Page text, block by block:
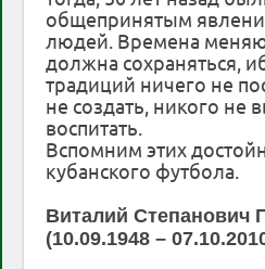
общепринятым
людей. Времена
должна сохраняться,
традиций ничего не
не создать, никого не
воспитать.
Вспомним этих
кубанского футбола.
Виталий Степанович
(10.09.1948 –